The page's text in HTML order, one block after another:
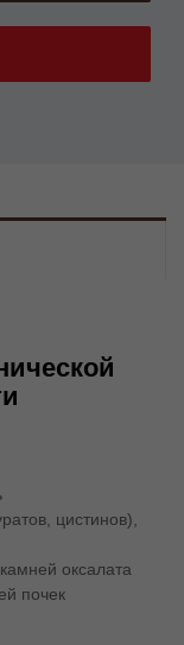
цистинов),
оксалата
почек